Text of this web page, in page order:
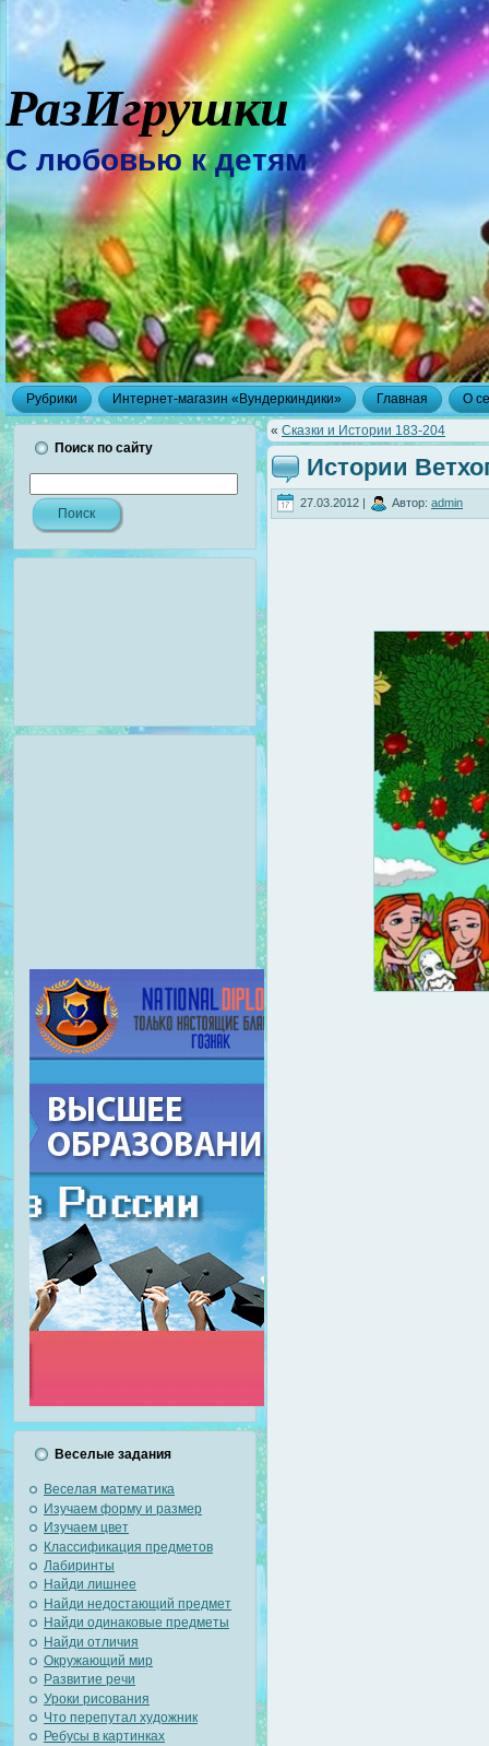
РазИгрушки
С любовью к детям
Рубрики Интернет-магазин «Вундеркиндики» Главная О
Поиск по сайту
Веселые задания
Веселая математика
Изучаем форму и размер
Изучаем цвет
Классификация предметов
Лабиринты
Найди лишнее
Найди недостающий предмет
Найди одинаковые предметы
Найди отличия
Окружающий мир
Развитие речи
Уроки рисования
Что перепутал художник
Ребусы в картинках
« Сказки и Истории 183-204
Истории
27.03.2012 | Автор: admin